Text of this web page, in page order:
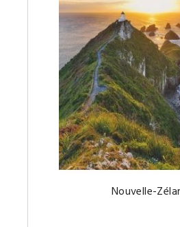
Nouvelle-